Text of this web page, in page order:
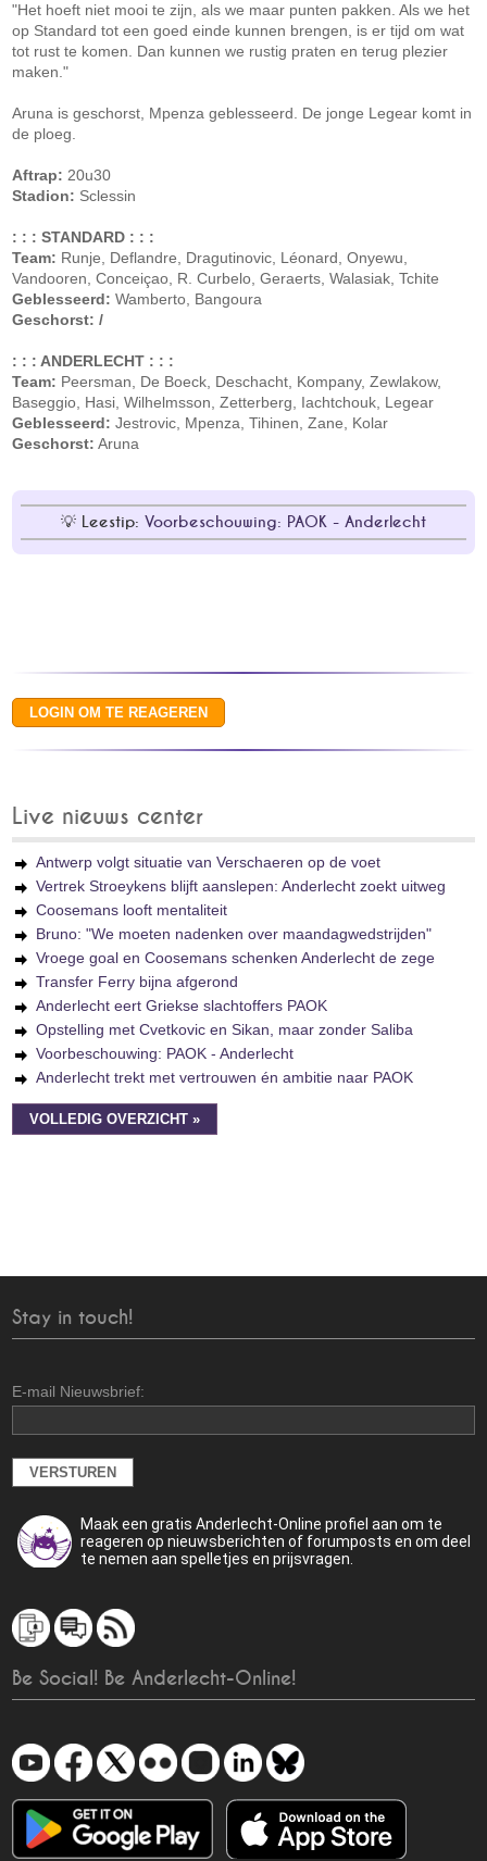
"Het hoeft niet mooi te zijn, als we maar punten pakken. Als we het
op Standard tot een goed einde kunnen brengen, is er tijd om wat
tot rust te komen. Dan kunnen we rustig praten en terug plezier
maken."
Aruna is geschorst, Mpenza geblesseerd. De jonge Legear komt in
de ploeg.
Aftrap: 20u30
Stadion: Sclessin
: : : STANDARD : : :
Team: Runje, Deflandre, Dragutinovic, Léonard, Onyewu,
Vandooren, Conceiçao, R. Curbelo, Geraerts, Walasiak, Tchite
Geblesseerd: Wamberto, Bangoura
Geschorst: /
: : : ANDERLECHT : : :
Team: Peersman, De Boeck, Deschacht, Kompany, Zewlakow,
Baseggio, Hasi, Wilhelmsson, Zetterberg, Iachtchouk, Legear
Geblesseerd: Jestrovic, Mpenza, Tihinen, Zane, Kolar
Geschorst: Aruna
Leestip: Voorbeschouwing: PAOK - Anderlecht
Live nieuws center
Antwerp volgt situatie van Verschaeren op de voet
Vertrek Stroeykens blijft aanslepen: Anderlecht zoekt uitweg
Coosemans looft mentaliteit
Bruno: "We moeten nadenken over maandagwedstrijden"
Vroege goal en Coosemans schenken Anderlecht de zege
Transfer Ferry bijna afgerond
Anderlecht eert Griekse slachtoffers PAOK
Opstelling met Cvetkovic en Sikan, maar zonder Saliba
Voorbeschouwing: PAOK - Anderlecht
Anderlecht trekt met vertrouwen én ambitie naar PAOK
VOLLEDIG OVERZICHT »
Stay in touch!
E-mail Nieuwsbrief:
Maak een gratis Anderlecht-Online profiel aan om te
reageren op nieuwsberichten of forumposts en om deel
te nemen aan spelletjes en prijsvragen.
Be Social! Be Anderlecht-Online!